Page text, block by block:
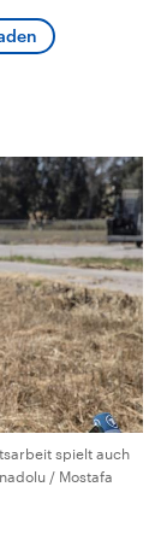
spielt auch
/ Mostafa